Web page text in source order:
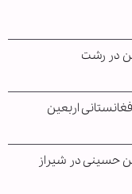
در رشت
اربعین
حسینی در شیراز